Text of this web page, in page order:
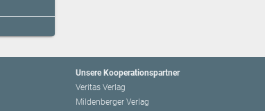
Unsere Kooperationspartner
Veritas Verlag
Mildenberger Verlag